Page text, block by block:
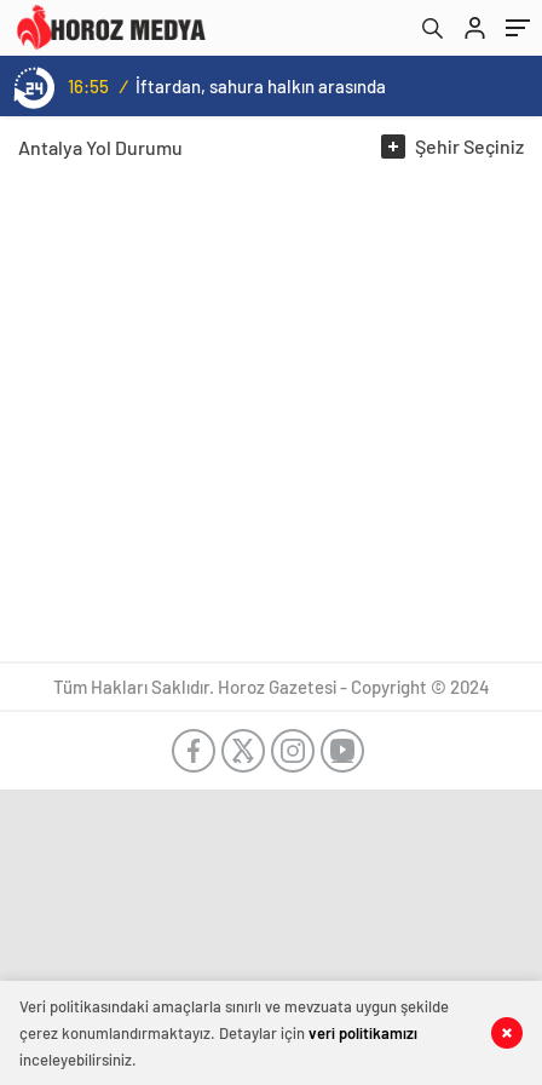
16:55 / İftardan, sahura halkın arasında
AntalyaYol Durumu ŞehirSeçiniz
Tüm Hakları Saklıdır. Horoz Gazetesi - Copyright © 2024
Veri politikasındaki amaçlarla sınırlı ve mevzuata uygun şekilde
çerez konumlandırmaktayız. Detaylar içinveri politikamızı
inceleyebilirsiniz.